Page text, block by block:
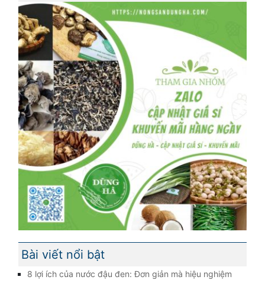
Bài viết nổi bật
8 lợi ích của nước đậu đen: Đơn giản mà hiệu nghiệm